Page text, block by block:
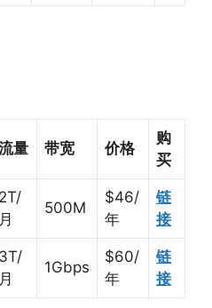
量 带宽 价格
购
买
2T/
月
500M
$46/
年
链
接
3T/
月
1Gbps
$60/
年
链
接